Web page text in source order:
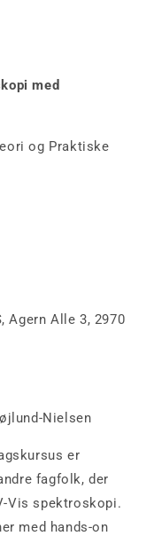
med
og Praktiske
Agern Alle 3, 2970
Nielsen
er
fagfolk, der
Vis spektroskopi.
med hands-on